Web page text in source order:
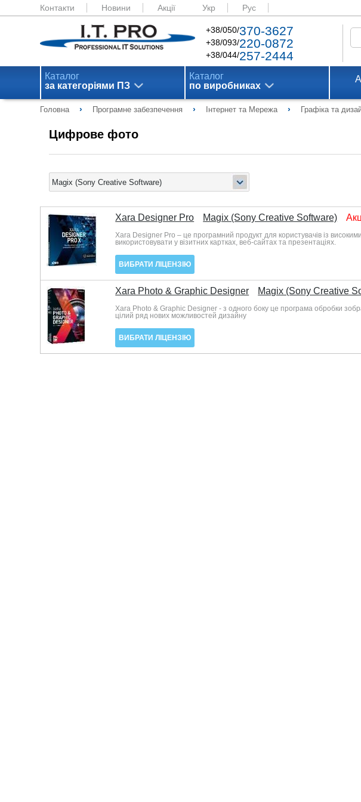
Контакти Новини Акції Укр Рус
+38/050/370-3627
+38/093/220-0872
+38/044/257-2444
Каталог
за категоріями ПЗ
Каталог
по виробниках
Головна › Програмне забезпечення › Інтернет та Мережа › Графіка та
Цифрове фото
Xara Designer Pro Magix (Sony Creative Software)
Xara Designer Pro – це програмний продукт для користувачів із
використовувати у візитних картках, веб-сайтах та презентаціях.
ВИБРАТИ ЛІЦЕНЗІЮ
Xara Photo & Graphic Designer Magix (Sony Creative
Xara Photo & Graphic Designer - з одного боку це програма обробки
цілий ряд нових можливостей дизайну
ВИБРАТИ ЛІЦЕНЗІЮ